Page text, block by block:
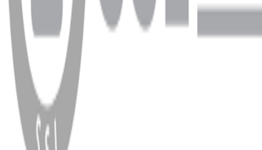
WhatsApp Facebook
Copyright
2026 Dükkan Hifi